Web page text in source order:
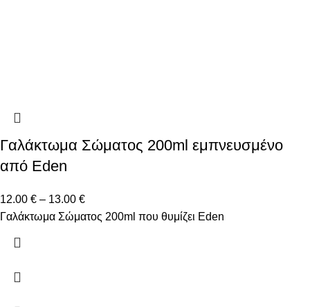
Γαλάκτωμα Σώματος 200ml εμπνευσμένο
από Eden
12.00 € – 13.00 €
Γαλάκτωμα Σώματος 200ml που θυμίζει Eden